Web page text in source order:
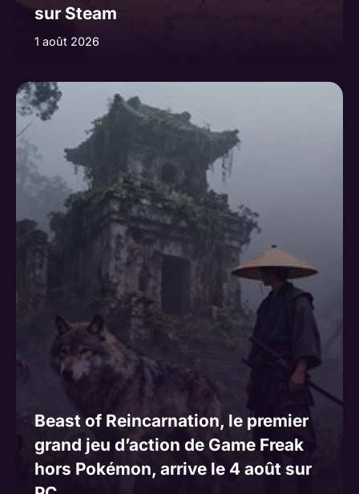
sur Steam
1 août 2026
Beast of Reincarnation, le premier
grand jeu d’action de Game Freak
hors Pokémon, arrive le 4 août sur